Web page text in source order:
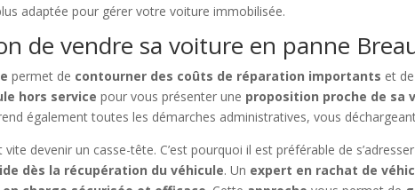
adaptée pour gérer votre voiture immobilisée.
de vendre sa voiture en panne
permet de contourner des coûts de réparation importants et
hors service pour vous présenter une proposition proche de sa
également toutes les démarches administratives, vous
devenir un casse-tête. C’est pourquoi il est préférable de
dès la récupération du véhicule. Un expert en rachat de